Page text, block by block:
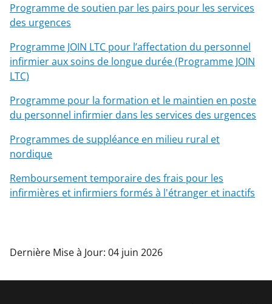
Programme de soutien par les pairs pour les services
des urgences
Programme JOIN LTC pour l’affectation du personnel
infirmier aux soins de longue durée (Programme JOIN
LTC)
Programme pour la formation et le maintien en poste
du personnel infirmier dans les services des urgences
Programmes de suppléance en milieu rural et
nordique
Remboursement temporaire des frais pour les
infirmières et infirmiers formés à l'étranger et inactifs
Dernière Mise à Jour: 04 juin 2026